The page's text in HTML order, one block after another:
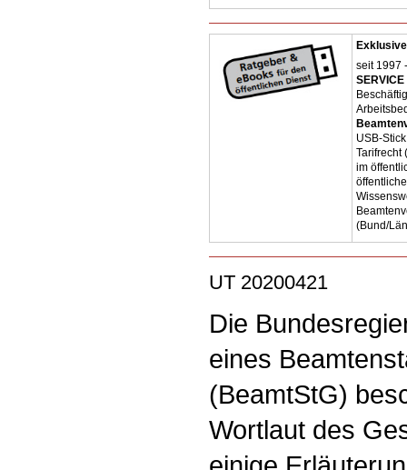
seit 1997
USB-
Tarifrecht
im
(Bund/
UT 20200421
Die
eines
(BeamtStG)
Wortlaut des